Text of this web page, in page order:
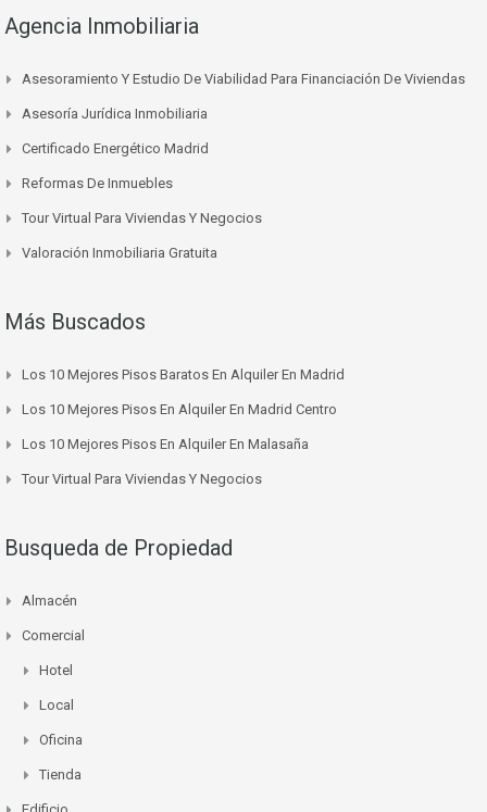
Agencia Inmobiliaria
Asesoramiento Y Estudio De Viabilidad Para Financiación De Viviendas
Asesoría Jurídica Inmobiliaria
Certificado Energético Madrid
Reformas De Inmuebles
Tour Virtual Para Viviendas Y Negocios
Valoración Inmobiliaria Gratuita
Más Buscados
Los 10 Mejores Pisos Baratos En Alquiler En Madrid
Los 10 Mejores Pisos En Alquiler En Madrid Centro
Los 10 Mejores Pisos En Alquiler En Malasaña
Tour Virtual Para Viviendas Y Negocios
Busqueda de Propiedad
Almacén
Comercial
Hotel
Local
Oficina
Tienda